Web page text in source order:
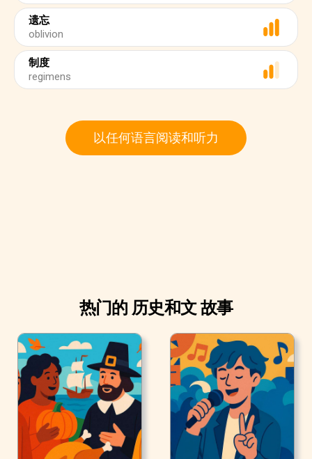
遗忘
oblivion
制度
regimens
以任何语言阅读和听力
热门的 历史和文 故事